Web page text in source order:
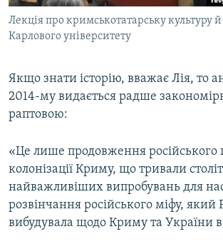
Лекція про кримськотатарську культуру й
Карлового університету
Якщо знати історію, вважає Лія, то
2014-му видається радше
раптовою:
«Це лише продовження російського
колонізації Криму, що тривали
найважливіших випробувань для нас
розвінчання російського міфу, який
вибудувала щодо Криму та України